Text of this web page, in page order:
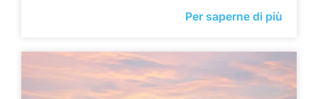
Per saperne di più